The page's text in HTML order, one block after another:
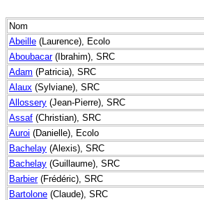
Nom
Abeille (Laurence), Ecolo
Aboubacar(Ibrahim), SRC
Adam (Patricia), SRC
Alaux (Sylviane), SRC
Allossery (Jean-Pierre), SRC
Assaf (Christian), SRC
Auroi (Danielle), Ecolo
Bachelay (Alexis), SRC
Bachelay (Guillaume), SRC
Barbier(Frédéric), SRC
Bartolone (Claude), SRC